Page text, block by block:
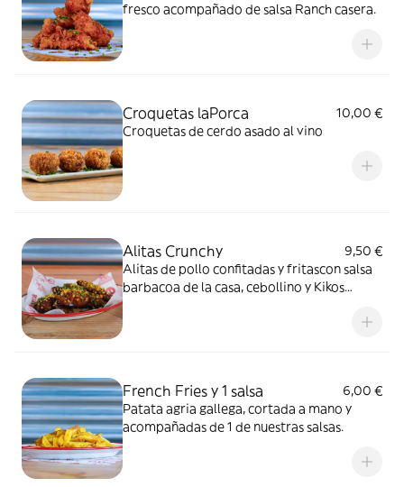
fresco acompañado de salsa Ranch casera.
Croquetas laPorca
10,00 €
Croquetas de cerdo asado al vino
Alitas Crunchy
9,50 €
Alitas de pollo confitadas y fritascon salsa
barbacoa de la casa, cebollino y Kikos
French Fries y 1 salsa
6,00 €
Patata agria gallega, cortada a mano y
acompañadas de 1 de nuestras salsas.